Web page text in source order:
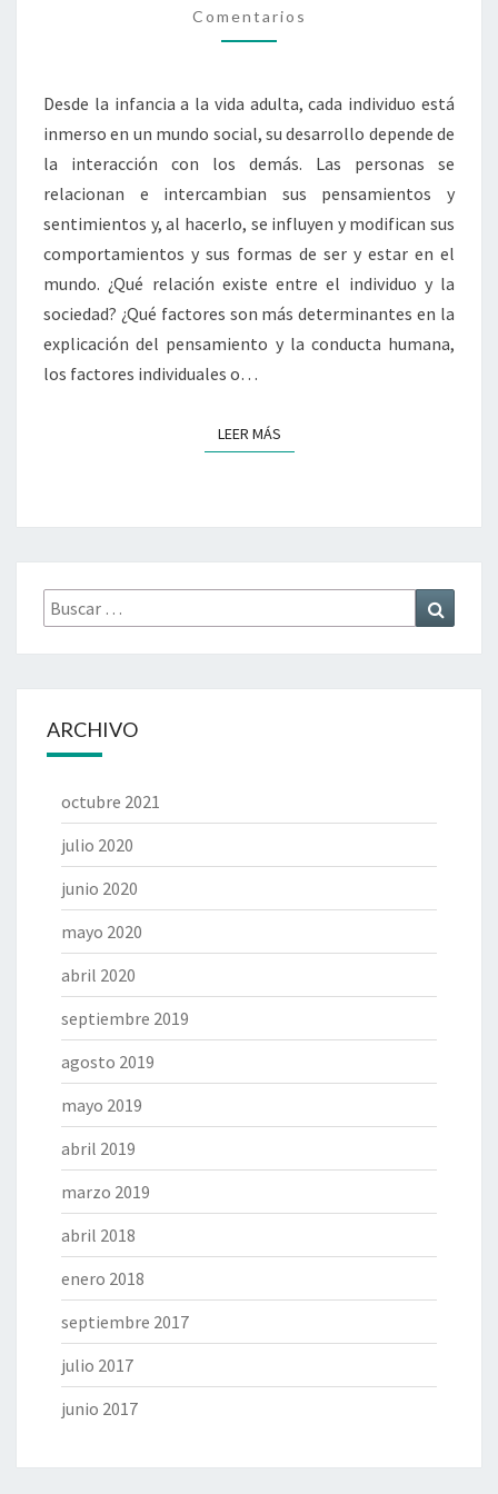
Comentarios
Desde la infancia a la vida adulta, cada individuo está
inmerso en un mundo social, su desarrollo depende de
la interacción con los demás. Las personas se
relacionan e intercambian sus pensamientos y
sentimientos y, al hacerlo, se influyen y modifican sus
comportamientos y sus formas de ser y estar en el
mundo. ¿Qué relación existe entre el individuo y la
sociedad? ¿Qué factores son más determinantes en la
explicación del pensamiento y la conducta humana,
los factores individuales o…
LEER MÁSLEER MÁS
Buscar
por:
ARCHIVO
octubre 2021
julio 2020
junio 2020
mayo 2020
abril 2020
septiembre 2019
agosto 2019
mayo 2019
abril 2019
marzo 2019
abril 2018
enero 2018
septiembre 2017
julio 2017
junio 2017